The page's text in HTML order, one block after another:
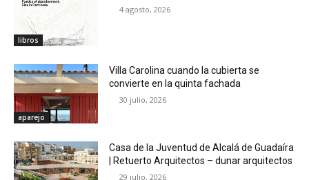
libros
4 agosto, 2026
aparejo
Villa Carolina cuando la cubierta se
convierte en la quinta fachada
30 julio, 2026
Casa de la Juventud de Alcalá de Guadaíra
| Retuerto Arquitectos – dunar arquitectos
29 julio, 2026